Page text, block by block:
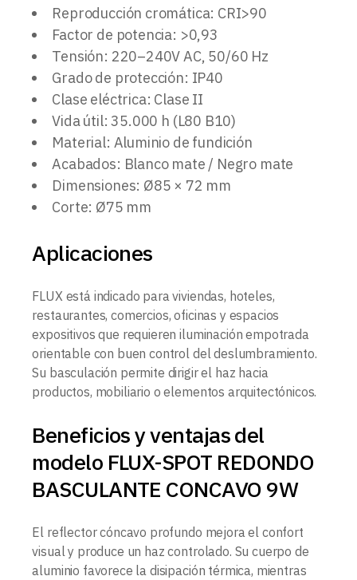
Reproducción cromática: CRI>90
Factor de potencia: >0,93
Tensión: 220–240V AC, 50/60 Hz
Grado de protección: IP40
Clase eléctrica: Clase II
Vida útil: 35.000 h (L80 B10)
Material: Aluminio de fundición
Acabados: Blanco mate / Negro mate
Dimensiones: Ø85 × 72 mm
Corte: Ø75 mm
Aplicaciones
FLUX está indicado para viviendas, hoteles,
restaurantes, comercios, oficinas y espacios
expositivos que requieren iluminación empotrada
orientable con buen control del deslumbramiento.
Su basculación permite dirigir el haz hacia
productos, mobiliario o elementos arquitectónicos.
Beneficios y ventajas del
modelo FLUX-SPOT REDONDO
BASCULANTE CONCAVO 9W
El reflector cóncavo profundo mejora el confort
visual y produce un haz controlado. Su cuerpo de
aluminio favorece la disipación térmica, mientras